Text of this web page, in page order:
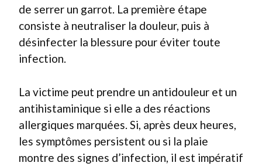
de serrer un garrot. La première étape
consiste à neutraliser la douleur, puis à
désinfecter la blessure pour éviter toute
infection.
La victime peut prendre un antidouleur et un
antihistaminique si elle a des réactions
allergiques marquées. Si, après deux heures,
les symptômes persistent ou si la plaie
montre des signes d’infection, il est impératif